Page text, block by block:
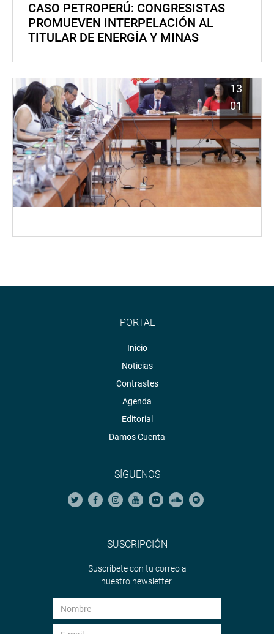
CASO PETROPERÚ: CONGRESISTAS
PROMUEVEN INTERPELACIÓN AL
TITULAR DE ENERGÍA Y MINAS
13
01
PORTAL
Inicio
Noticias
Contrastes
Agenda
Editorial
Damos Cuenta
SÍGUENOS
SUSCRIPCIÓN
Suscríbete con tu correo a
nuestro newsletter.